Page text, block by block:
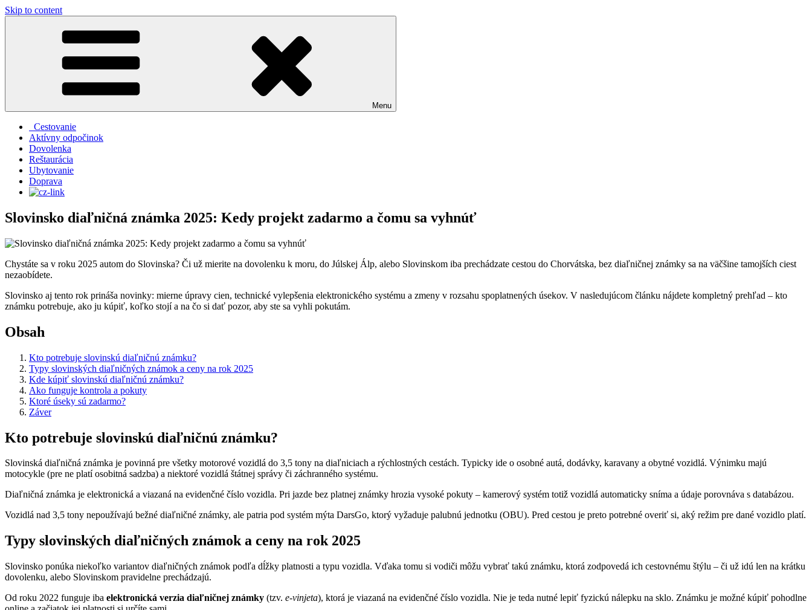
Skip to content
Menu
Cestovanie
Aktívny odpočinok
Dovolenka
Reštaurácia
Ubytovanie
Doprava
Slovinsko diaľničná známka 2025: Kedy projekt zadarmo a čomu sa vyhnúť
Chystáte sa v roku 2025 autom do Slovinska? Či už mierite na dovolenku k moru, do Júlskej Álp, alebo Slovinskom iba prechádzate cestou do Chorvátska, bez diaľničnej známky sa na väčšine tamojších ciest
nezaobídete.
Slovinsko aj tento rok prináša novinky: mierne úpravy cien, technické vylepšenia elektronického systému a zmeny v rozsahu spoplatnených úsekov. V nasledujúcom článku nájdete kompletný prehľad – kto
známku potrebuje, ako ju kúpiť, koľko stojí a na čo si dať pozor, aby ste sa vyhli pokutám.
Obsah
Kto potrebuje slovinskú diaľničnú známku?
Typy slovinských diaľničných známok a ceny na rok 2025
Kde kúpiť slovinskú diaľničnú známku?
Ako funguje kontrola a pokuty
Ktoré úseky sú zadarmo?
Záver
Kto potrebuje slovinskú diaľničnú známku?
Slovinská diaľničná známka je povinná pre všetky motorové vozidlá do 3,5 tony na diaľniciach a rýchlostných cestách. Typicky ide o osobné autá, dodávky, karavany a obytné vozidlá. Výnimku majú
motocykle (pre ne platí osobitná sadzba) a niektoré vozidlá štátnej správy či záchranného systému.
Diaľničná známka je elektronická a viazaná na evidenčné číslo vozidla. Pri jazde bez platnej známky hrozia vysoké pokuty – kamerový systém totiž vozidlá automaticky sníma a údaje porovnáva s databázou.
Vozidlá nad 3,5 tony nepoužívajú bežné diaľničné známky, ale patria pod systém mýta DarsGo, ktorý vyžaduje palubnú jednotku (OBU). Pred cestou je preto potrebné overiť si, aký režim pre dané vozidlo platí.
Typy slovinských diaľničných známok a ceny na rok 2025
Slovinsko ponúka niekoľko variantov diaľničných známok podľa dĺžky platnosti a typu vozidla. Vďaka tomu si vodiči môžu vybrať takú známku, ktorá zodpovedá ich cestovnému štýlu – či už idú len na krátku
dovolenku, alebo Slovinskom pravidelne prechádzajú.
Od roku 2022 funguje iba elektronická verzia diaľničnej známky (tzv. e-vinjeta), ktorá je viazaná na evidenčné číslo vozidla. Nie je teda nutné lepiť fyzickú nálepku na sklo. Známku je možné kúpiť pohodlne